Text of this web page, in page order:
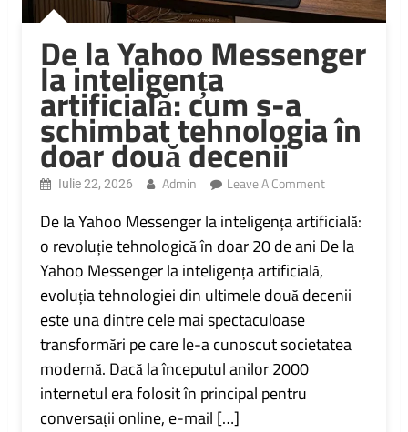
De la Yahoo Messenger
la inteligența
artificială: cum s-a
schimbat tehnologia în
doar două decenii
Iulie 22, 2026 Admin Leave A CommentOn
La
Yahoo
Messenger
Inteligența
Artificială:
S-
A
De la Yahoo Messenger la inteligența artificială:
o revoluție tehnologică în doar 20 de ani De la
Yahoo Messenger la inteligența artificială,
evoluția tehnologiei din ultimele două decenii
este una dintre cele mai spectaculoase
transformări pe care le-a cunoscut societatea
modernă. Dacă la începutul anilor 2000
internetul era folosit în principal pentru
conversații online, e-mail […]